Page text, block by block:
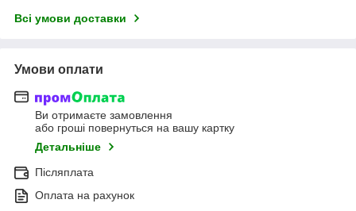
Всі умови доставки
Умови оплати
Ви отримаєте замовлення
або гроші повернуться на вашу картку
Детальніше
Післяплата
Оплата на рахунок